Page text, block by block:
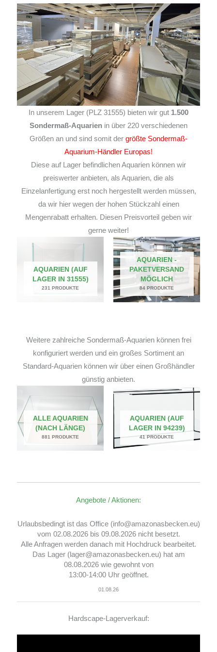
In unserem Lager (PLZ 31555) bieten wir gut 1.500
Sondermaß-Aquarien in über 220 verschiedenen
Größen an und sind somit der größte Sondermaß-
Aquarium-Händler Europas!
Diese auf Lager befindlichen Aquarien können wir
preiswerter anbieten, als Aquarien, die als
Einzelanfertigung erst noch hergestellt werden müssen,
da wir hier wegen der hohen Stückzahl einen
Mengenrabatt erhalten. Diesen Preisvorteil geben wir
gerne weiter!
AQUARIEN (AUF
LAGER IN 31555)
231 PRODUKTE
AQUARIEN -
PAKETVERSAND
MÖGLICH
84 PRODUKTE
Weitere zahlreiche Sondermaß-Aquarien können frei
konfiguriert werden und ein großes Sortiment an
Standard-Aquarien können wir über einen Großhändler
günstig anbieten.
ALLE AQUARIEN
(NACH LÄNGE)
881 PRODUKTE
AQUARIEN (AUF
LAGER IN 94239)
41 PRODUKTE
Angebote / Aktionen:
Urlaubsbedingt ist das Office (info@amazonasbecken.eu)
vom 02.08.2026 bis 09.08.2026 nicht besetzt.
Alle Anfragen werden danach mit Hochdruck bearbeitet.
Das Lager (lager@amazonasbecken.eu) hat am
08.08.2026 wie gewohnt von
13:00-14:00 Uhr geöffnet.
01.08.26
Hardscape-Lagerverkauf: